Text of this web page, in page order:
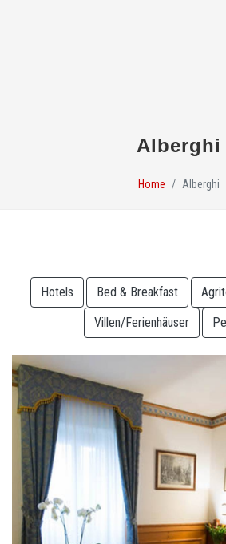
Alberghi
Home Alberghi
Hotels Bed & Breakfast
Villen/Ferienhäuser